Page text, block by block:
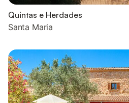
Quintas e Herdades
Santa Maria